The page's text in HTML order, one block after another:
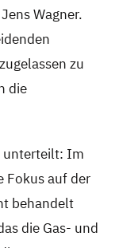
Wagner.
zu
die
unterteilt: Im
Fokus auf der
behandelt
die Gas- und